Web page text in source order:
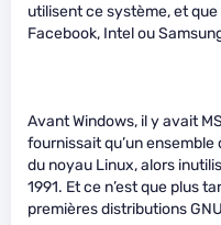
utilisent ce système, et
Facebook, Intel ou
Avant Windows, il y avait
fournissait qu’un
du noyau Linux, alors
1991. Et ce n’est que plus
premières distributions